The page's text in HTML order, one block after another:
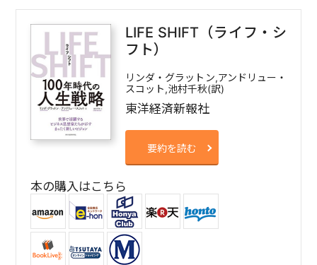
LIFE SHIFT（ライフ・シ
フト）
リンダ・グラットン,アンドリュー・
スコット,池村千秋(訳)
東洋経済新報社
要約を読む
本の購入はこちら